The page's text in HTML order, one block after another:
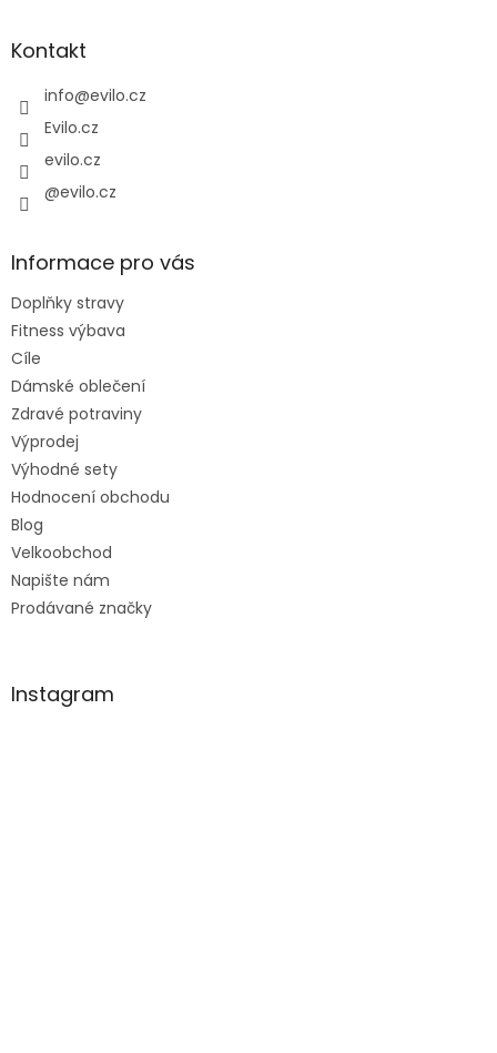
aKontakt
info@evilo.cz
Evilo.cz
evilo.cz
@evilo.cz
Informace pro vás
Doplňky stravy
Fitness výbava
Cíle
Dámské oblečení
Zdravé potraviny
Výprodej
Výhodné sety
Hodnocení obchodu
Blog
Velkoobchod
Napište nám
Prodávané značky
Instagram